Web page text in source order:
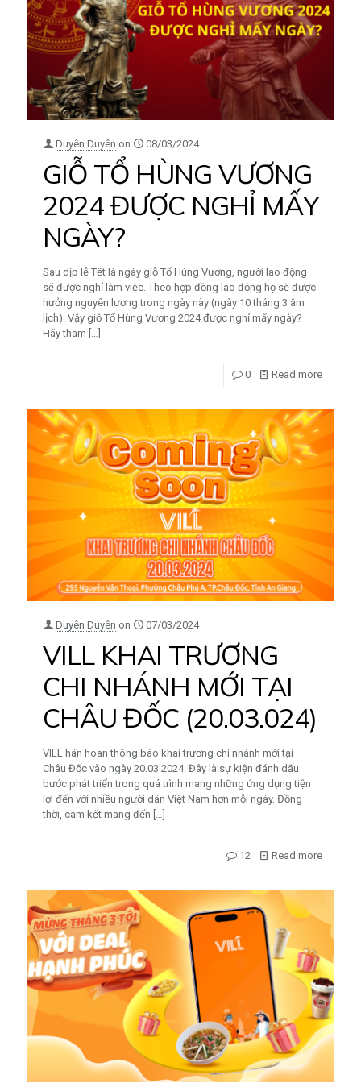
Duyên Duyên on 08/03/2024
GIỖ TỔ HÙNG VƯƠNG
2024 ĐƯỢC NGHỈ MẤY
NGÀY?
Sau dịp lễ Tết là ngày giỗ Tổ Hùng Vương, người lao động
sẽ được nghỉ làm việc. Theo hợp đồng lao động họ sẽ được
hưởng nguyên lương trong ngày này (ngày 10 tháng 3 âm
lịch). Vậy giỗ Tổ Hùng Vương 2024 được nghỉ mấy ngày?
Hãy tham
0 Read more
Duyên Duyên on 07/03/2024
VILL KHAI TRƯƠNG
CHI NHÁNH MỚI TẠI
CHÂU ĐỐC (20.03.024)
VILL hân hoan thông báo khai trương chi nhánh mới tại
Châu Đốc vào ngày 20.03.2024. Đây là sự kiện đánh dấu
bước phát triển trong quá trình mang những ứng dụng tiện
lợi đến với nhiều người dân Việt Nam hơn mỗi ngày. Đồng
thời, cam kết mang đến
12 Read more